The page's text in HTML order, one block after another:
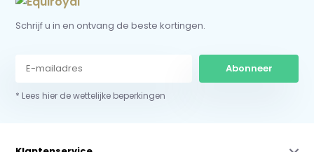
Schrijf u in en ontvang de beste kortingen.
Abonneer
* Lees hier de wettelijke beperkingen